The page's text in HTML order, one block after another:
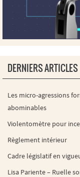
DERNIERS ARTICLES
Les micro-agressions
abominables
Violentomètre pour
Règlement intérieur
Cadre législatif en
Lisa Pariente – Ruelle